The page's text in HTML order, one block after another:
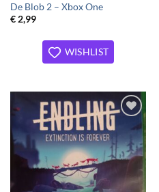
De Blob 2 – Xbox One
€2,99
WISHLIST
Toevoegen
verlanglijst